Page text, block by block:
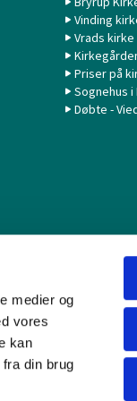
medier og
vores
kan
din brug
Vinding
Vrads kirke
Priser på
Sognehus i
Døbte -